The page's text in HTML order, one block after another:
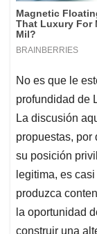
No es que le
profundidad de
La discusión
propuestas, por
su posición
legitima, es
produzca
la oportunidad
construir una